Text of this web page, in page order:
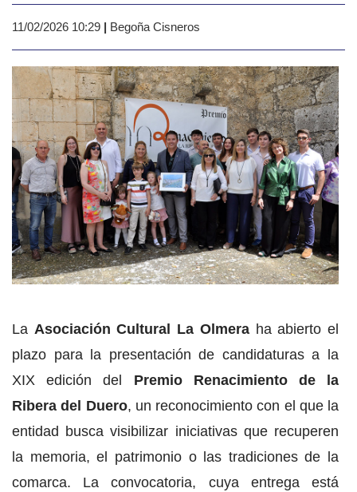
11/02/2026 10:29 | Begoña Cisneros
La Asociación Cultural La Olmera ha abierto el
plazo para la presentación de candidaturas a la
XIX edición del Premio Renacimiento de la
Ribera del Duero, un reconocimiento con el que la
entidad busca visibilizar iniciativas que recuperen
la memoria, el patrimonio o las tradiciones de la
comarca. La convocatoria, cuya entrega está